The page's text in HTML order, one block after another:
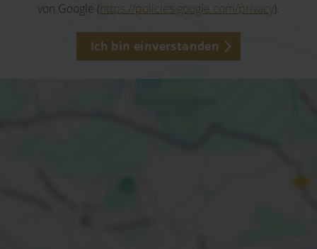
von Google (https://policies.google.com/privacy).
Ich bin einverstanden